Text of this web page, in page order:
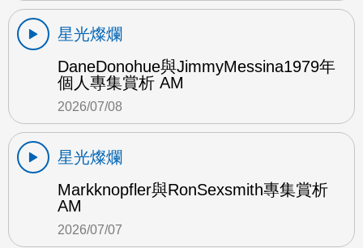
星光燦爛
DaneDonohue與JimmyMessina1979年
個人專集賞析 AM
2026/07/08
星光燦爛
Markknopfler與RonSexsmith專集賞析
AM
2026/07/07